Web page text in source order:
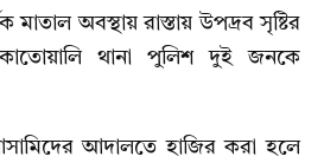
মাতাল অবস্থায় রাস্তায় উপদ্রব সৃষ্টির
থানা পুলিশ দুই জনকে
আদালতে হাজির করা হলে